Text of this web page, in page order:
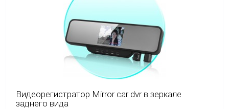
Видеорегистратор Mirror car dvr в зеркале
заднего вида